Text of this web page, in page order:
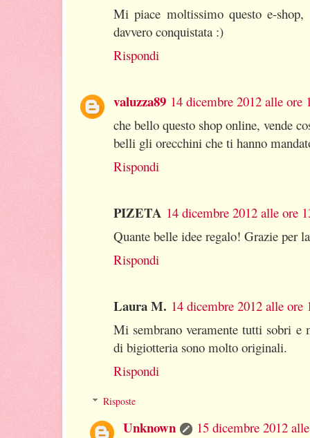
Mi piace moltissimo questo e-
davvero conquistata :)
Rispondi
valuzza89 14 dicembre 2012 alle ore
che bello questo shop online, vende
belli gli orecchini che ti hanno
Rispondi
PIZETA 14 dicembre 2012 alle ore
Quante belle idee regalo! Grazie per
Rispondi
Laura M. 14 dicembre 2012 alle ore
Mi sembrano veramente tutti sobri
di bigiotteria sono molto originali.
Rispondi
Risposte
Unknown
15 dicembre 2012